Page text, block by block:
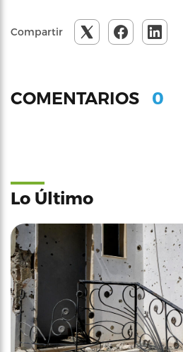
Compartir
COMENTARIOS 0
Lo Último